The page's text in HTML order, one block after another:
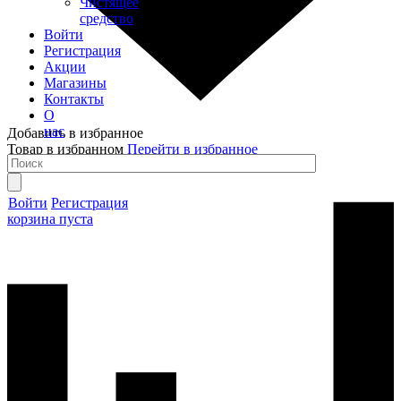
средство
Войти
Регистрация
Акции
Магазины
Контакты
О
нас
Войти Регистрация
корзина пуста
Добавить в избранное
Товар в избранном Перейти в избранное